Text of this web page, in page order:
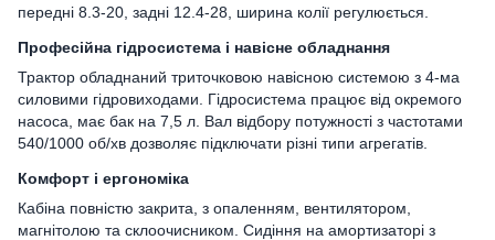
передні 8.3-20, задні 12.4-28, ширина колії регулюється.
Професійна гідросистема і навісне обладнання
Трактор обладнаний триточковою навісною системою з 4-ма
силовими гідровиходами. Гідросистема працює від окремого
насоса, має бак на 7,5 л. Вал відбору потужності з частотами
540/1000 об/хв дозволяє підключати різні типи агрегатів.
Комфорт і ергономіка
Кабіна повністю закрита, з опаленням, вентилятором,
магнітолою та склоочисником. Сидіння на амортизаторі з